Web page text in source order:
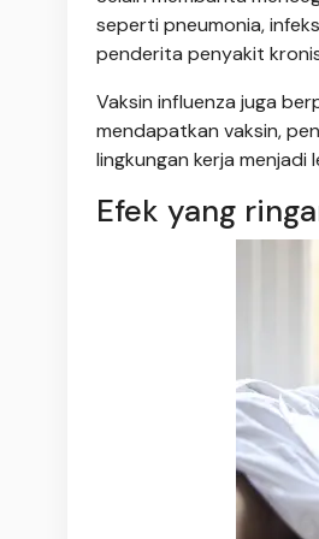
seperti pneumonia,
penderita penyakit
Vaksin influenza juga
mendapatkan vaksin,
lingkungan kerja menjadi
Efek yang